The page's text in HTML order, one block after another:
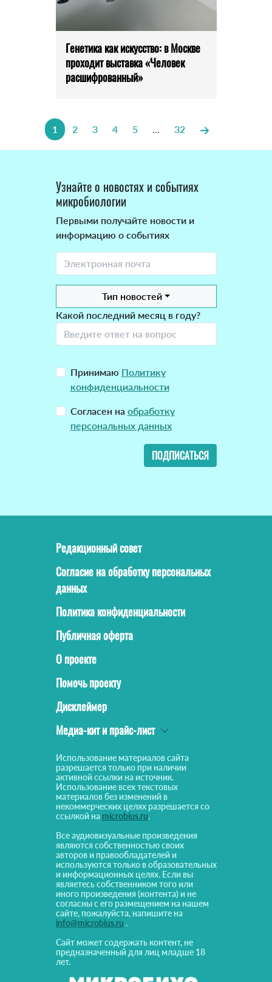
Генетика как искусство: в Москве
проходит выставка «Человек
расшифрованный»
1 2 3 4 5 ... 32
Узнайте о новостях и событиях
микробиологии
Первыми получайте новости и
информацию о событиях
Тип новостей
Какой последний месяц в году?
Принимаю Политику
конфиденциальности
Согласен на обработку
персональных данных
ПОДПИСАТЬСЯ
Редакционный совет
Согласие на обработку персональных
данных
Политика конфиденциальности
Публичная оферта
О проекте
Помочь проекту
Дисклеймер
Медиа-кит и прайс-лист
Использование материалов сайта
разрешается только при наличии
активной ссылки на источник.
Использование всех текстовых
материалов без изменений в
некоммерческих целях разрешается со
ссылкой на microbius.ru.
Все аудиовизуальные произведения
являются собственностью своих
авторов и правообладателей и
используются только в образовательных
и информационных целях. Если вы
являетесь собственником того или
иного произведения (контента) и не
согласны с его размещением на нашем
сайте, пожалуйста, напишите на
info@microbius.ru .
Сайт может содержать контент, не
предназначенный для лиц младше 18
лет.